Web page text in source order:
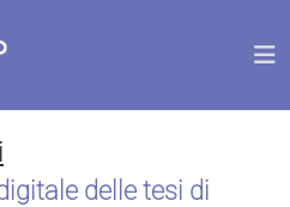
delle tesi di